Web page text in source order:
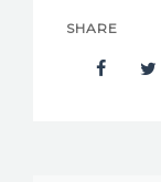
SHARE